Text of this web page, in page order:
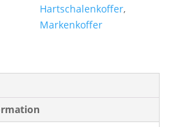
Hartschalenkoffer,
Markenkoffer